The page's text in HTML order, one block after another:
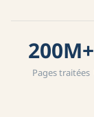
200M+
Pages traitées